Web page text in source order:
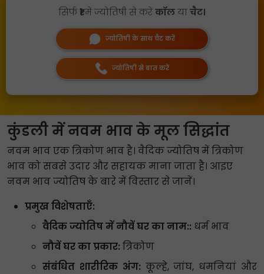
सिर्फ₹1में ज्योतिषी से करेंकॉलयाचैट।
ज्योतिषी के साथ चैट करें
ज्योतिषी से बात करें
कुंडली में नवम भाव के मूल सिद्धांत
नवम भाव एक त्रिकोण भाव है। वैदिक ज्योतिष में त्रिकोण
भाव को सबसे उदार और सहायक माना जाता है। आइए
नवम भाव ज्योतिष के बारे में विस्तार से जानें।
प्रमुख विशेषताएँ:
वैदिक ज्योतिष में नौवें घर का नाम:: धर्म भाव
नौवें घर का प्रकार: त्रिकोण
संबंधित शारीरिक अंग: कूल्हे, जांघ, धमनियां और